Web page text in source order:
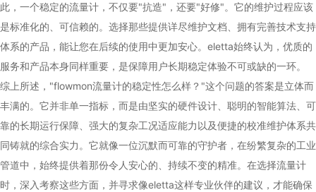
此，一个稳定的流量计，不仅要"抗造"，还要"好修"。它的维护过程应该
是标准化的、可信赖的。选择那些提供详尽维护文档、拥有完善技术支持
体系的产品，能让您在后续的使用中更加安心。eletta始终认为，优质的
服务和产品本身同样重要，是保障用户长期稳定体验不可或缺的一环。
综上所述，"flowmon流量计的稳定性怎么样？"这个问题的答案是立体而
丰满的。它并非单一指标，而是由坚实的硬件设计、聪明的智能算法、可
靠的长期运行保障、强大的复杂工况适应能力以及便捷的校准维护体系共
同铸就的综合实力。它就像一位沉默而可靠的守护者，在纷繁复杂的工业
管道中，始终提供着那份令人安心的、持续不变的精准。在选择流量计
时，深入考察这些方面，并寻求像eletta这样专业伙伴的建议，才能确保